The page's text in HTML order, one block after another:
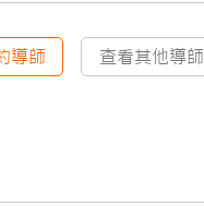
導師 查看其他導師